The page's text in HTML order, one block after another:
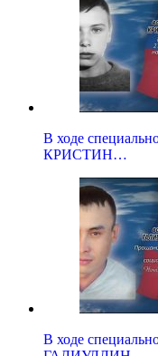
В ходе
КРИСТИН…
В ходе